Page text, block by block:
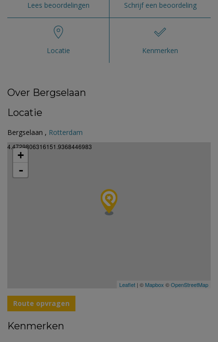
Lees beoordelingen Schrijf een beoordeling
Locatie Kenmerken
Over Bergselaan
Locatie
Bergselaan , Rotterdam
4.4729806316151.9368446983
+
-
Leaflet | © Mapbox ©OpenStreetMap
Route opvragen
Kenmerken